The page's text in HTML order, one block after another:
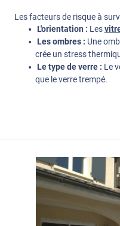
Les facteurs de risque à
L'orientation : Les
Les ombres : Une
crée un stress
Le type de verre : Le
que le verre trempé.